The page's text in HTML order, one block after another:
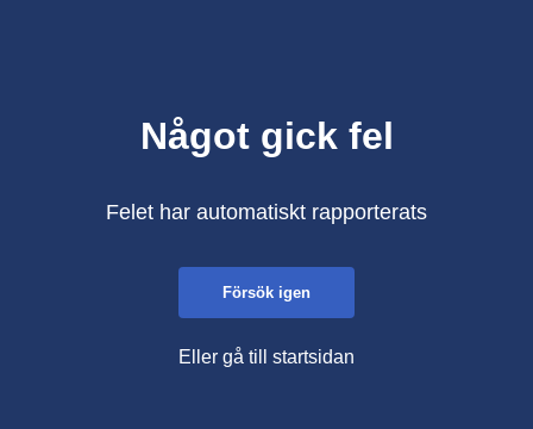
Något gick fel
Felet har automatiskt rapporterats
Försök igen
Eller gå till startsidan